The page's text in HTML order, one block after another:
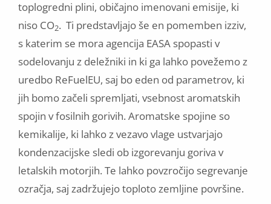
toplogredni plini, običajno imenovani emisije, ki
niso CO2. Ti predstavljajo še en pomemben izziv,
s katerim se mora agencija EASA spopasti v
sodelovanju z deležniki in ki ga lahko povežemo z
uredbo ReFuelEU, saj bo eden od parametrov, ki
jih bomo začeli spremljati, vsebnost aromatskih
spojin v fosilnih gorivih. Aromatske spojine so
kemikalije, ki lahko z vezavo vlage ustvarjajo
kondenzacijske sledi ob izgorevanju goriva v
letalskih motorjih. Te lahko povzročijo segrevanje
ozračja, saj zadržujejo toploto zemljine površine.